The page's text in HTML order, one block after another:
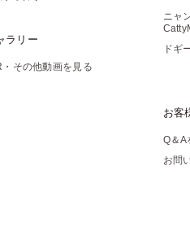
ラリー
その他動画を見る
ニャ
ドギ
お客
Q＆A
お問